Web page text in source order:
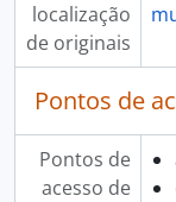
localização
de originais
Pontos de
Pontos de
acesso de